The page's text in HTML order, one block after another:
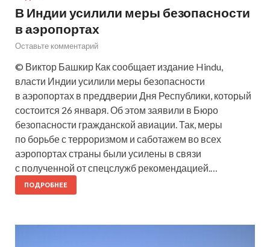
В Индии усилили меры безопасности
в аэропортах
Оставьте комментарий
© Виктор Башкир Как сообщает издание Hindu,
власти Индии усилили меры безопасности
в аэропортах в преддверии Дня Республики, который
состоится 26 января. Об этом заявили в Бюро
безопасности гражданской авиации. Так, меры
по борьбе с терроризмом и саботажем во всех
аэропортах страны были усилены в связи
с полученной от спецслужб рекомендацией.…
ПОДРОБНЕЕ